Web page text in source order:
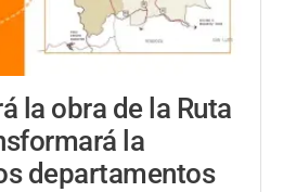
la obra de la Ruta
la
departamentos